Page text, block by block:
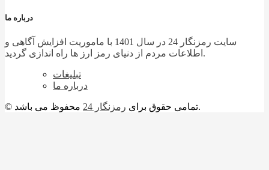
درباره ما
سایت رمزنگار 24 در سال 1401 با ماموریت افزایش آگاهی و
اطلاعات مردم از دنیای رمز ارز ها راه اندازی گردید.
تبلیغات
درباره ما
© تمامی حقوق برای رمزنگار 24 محفوظ می باشد.